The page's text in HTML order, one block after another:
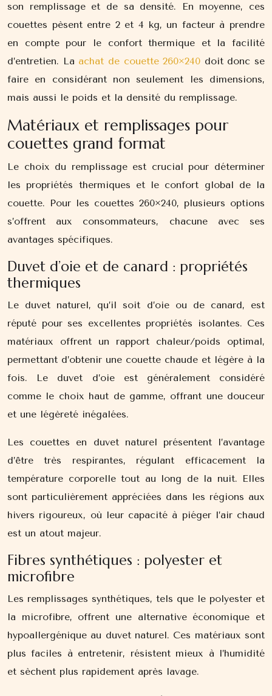
son remplissage et de sa densité. En moyenne, ces
couettes pèsent entre 2 et 4 kg, un facteur à prendre
en compte pour le confort thermique et la facilité
d’entretien. La achat de couette 260×240 doit donc se
faire en considérant non seulement les dimensions,
mais aussi le poids et la densité du remplissage.
Matériaux et remplissages pour
couettes grand format
Le choix du remplissage est crucial pour déterminer
les propriétés thermiques et le confort global de la
couette. Pour les couettes 260×240, plusieurs options
s’offrent aux consommateurs, chacune avec ses
avantages spécifiques.
Duvet d’oie et de canard : propriétés
thermiques
Le duvet naturel, qu’il soit d’oie ou de canard, est
réputé pour ses excellentes propriétés isolantes. Ces
matériaux offrent un rapport chaleur/poids optimal,
permettant d’obtenir une couette chaude et légère à la
fois. Le duvet d’oie est généralement considéré
comme le choix haut de gamme, offrant une douceur
et une légèreté inégalées.
Les couettes en duvet naturel présentent l’avantage
d’être très respirantes, régulant efficacement la
température corporelle tout au long de la nuit. Elles
sont particulièrement appréciées dans les régions aux
hivers rigoureux, où leur capacité à piéger l’air chaud
est un atout majeur.
Fibres synthétiques : polyester et
microfibre
Les remplissages synthétiques, tels que le polyester et
la microfibre, offrent une alternative économique et
hypoallergénique au duvet naturel. Ces matériaux sont
plus faciles à entretenir, résistent mieux à l’humidité
et sèchent plus rapidement après lavage.